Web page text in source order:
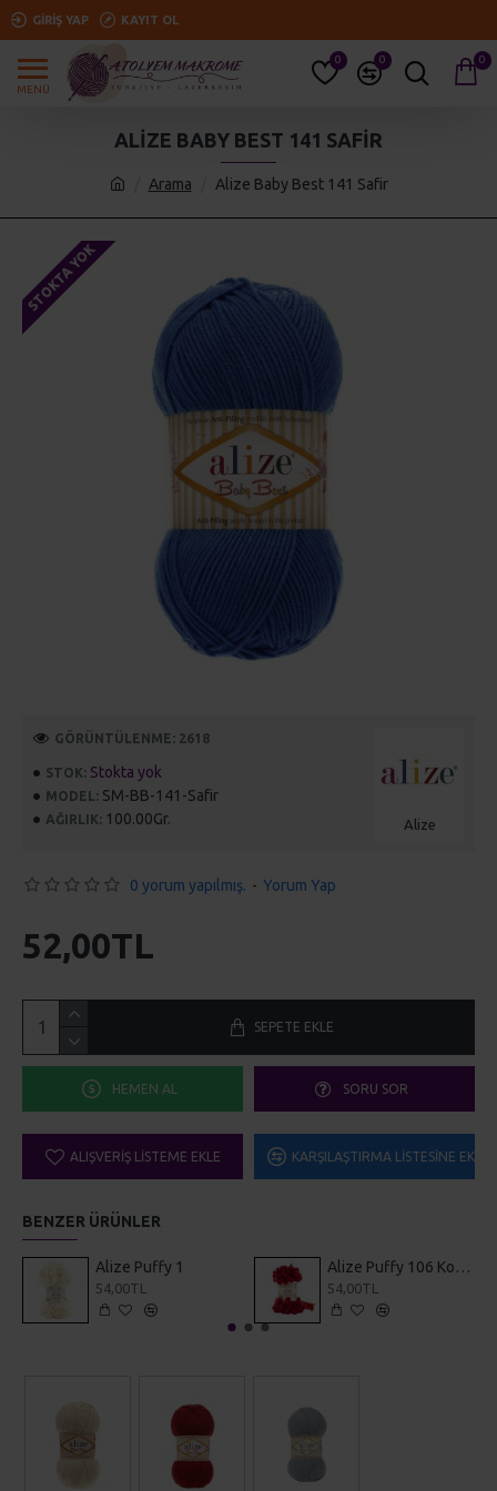
GIRIŞ YAP KAYIT OL
0 0 0
Arama Alize Baby Best 141 Safir
ALIZE BABY BEST 141 SAFIR
STOKTA YOK
STOK: Stokta yok
MODEL: SM-BB-141-Safir
AĞIRLIK: 100.00Gr. Alize
GÖRÜNTÜLENME: 2618
0 yorum yapılmış. - Yorum Yap
52,00TL
SEPETE EKLE
HEMEN AL SORU SOR
ALIŞVERIŞ LISTEME EKLE KARŞILAŞTIRMA LISTESINE EKLE
BENZER ÜRÜNLER
Alize Puffy 1
54,00TL
Alize Puffy 106 Koyu Kırmızı
54,00TL